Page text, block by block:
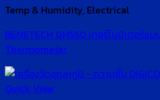
Temp & Humidity, Electrical
BENETECH GM550 เทอร์โมมิเตอร์
Thermometer
Quick View